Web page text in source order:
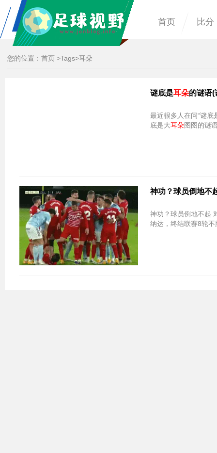
首页 比分
您的位置： 首页 >Tags>耳朵
谜底是耳朵的谜语(
最近很多人在问“谜底
底是大耳朵图图的谜
神功？球员倒地不
神功？球员倒地不起
纳达，终结联赛8轮